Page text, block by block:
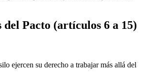
Pacto (artículos 6 a 15)
ejercen su derecho a trabajar más allá del